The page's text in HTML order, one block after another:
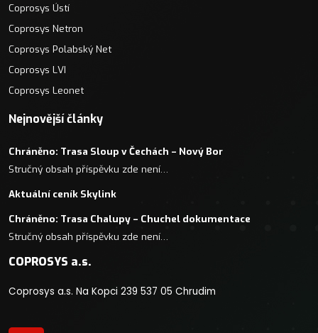
Coprosys Ústí
Coprosys Netron
Coprosys Polabský Net
Coprosys LVI
Coprosys Leonet
Nejnovější články
Chráněno: Trasa Sloup v Čechách – Nový Bor
Stručný obsah příspěvku zde není…
Aktuální ceník Skylink
Chráněno: Trasa Chalupy – Chuchel dokumentace
Stručný obsah příspěvku zde není…
COPROSYS a.s.
Coprosys a.s. Na Kopci 239 537 05 Chrudim